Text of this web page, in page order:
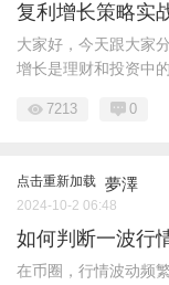
复利增长策略实
大家好，今天跟大家
增长是理财和投资中
7213 0
点击重新加载 夢澤
2024-10-2 06:48
如何判断一波行
在币圈，行情波动频